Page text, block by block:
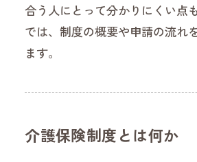
合う人にとって分かりにくい点
では、制度の概要や申請の流れ
ます。
介護保険制度とは何か